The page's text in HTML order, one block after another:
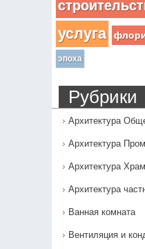
услуга
эпоха
Рубрики
Архитектура
Архитектура
Архитектура
Архитектура
Ванная комната
Вентиляция и